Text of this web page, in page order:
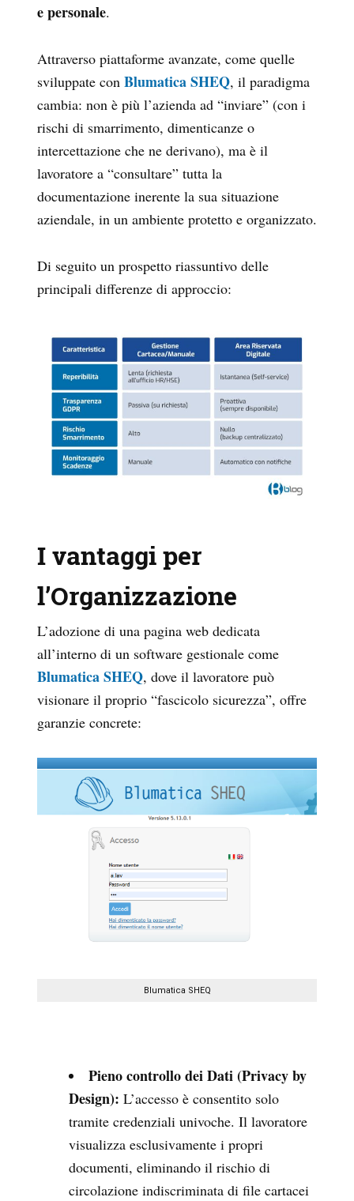
e personale.
Attraverso piattaforme avanzate, come quelle
sviluppate con Blumatica SHEQ, il paradigma
cambia: non è più l’azienda ad “inviare” (con i
rischi di smarrimento, dimenticanze o
intercettazione che ne derivano), ma è il
lavoratore a “consultare” tutta la
documentazione inerente la sua situazione
aziendale, in un ambiente protetto e organizzato.
Di seguito un prospetto riassuntivo delle
principali differenze di approccio:
I vantaggi per
l’Organizzazione
L’adozione di una pagina web dedicata
all’interno di un software gestionale come
Blumatica SHEQ, dove il lavoratore può
visionare il proprio “fascicolo sicurezza”, offre
garanzie concrete:
Blumatica SHEQ
Pieno controllo dei Dati (Privacy by
Design): L’accesso è consentito solo
tramite credenziali univoche. Il lavoratore
visualizza esclusivamente i propri
documenti, eliminando il rischio di
circolazione indiscriminata di file cartacei